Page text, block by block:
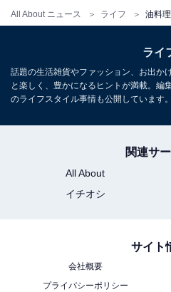
All About ニュース ライフ
吸い取った油が落ちないの
ライ
話題の生活雑貨やファッション、お出か
と楽しく、豊かになるヒントが満載。編
のライフスタイル事情も公開しています。
関連サ
All About
イチオシ
サイト
会社概要
プライバシーポリシー